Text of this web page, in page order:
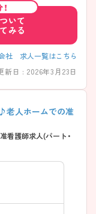
いて
みる
社 求人一覧はこちら
新日 : 2026年3月23日
老人ホームでの准
看護師求人(パート・